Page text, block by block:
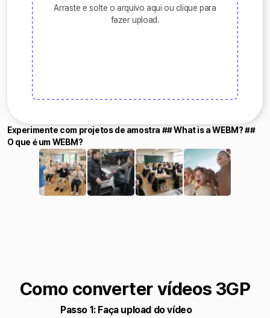
Arraste e solte o arquivo aqui ou clique para
fazer upload.
Experimente com projetos de amostra ## What is a WEBM? ##
O que é um WEBM?
Como converter vídeos 3GP
Passo 1: Faça upload do vídeo